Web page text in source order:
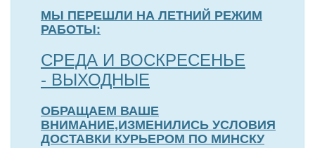
МЫ ПЕРЕШЛИ НА ЛЕТНИЙ РЕЖИМ
РАБОТЫ:
СРЕДА И ВОСКРЕСЕНЬЕ
- ВЫХОДНЫЕ
ОБРАЩАЕМ ВАШЕ
ВНИМАНИЕ,ИЗМЕНИЛИСЬ УСЛОВИЯ
ДОСТАВКИ КУРЬЕРОМ ПО МИНСКУ